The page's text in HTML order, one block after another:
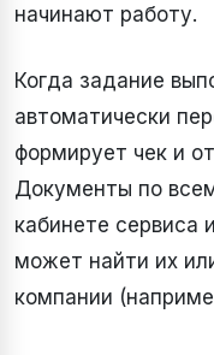
начинают работу.
Когда задание
автоматически
формирует чек и
Документы по
кабинете сервиса
может найти их
компании